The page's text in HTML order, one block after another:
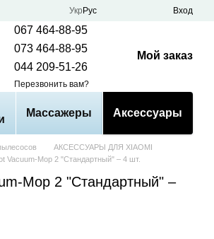
Укр Рус Вход
067 464-88-95
073 464-88-95
044 209-51-26
Перезвонить вам?
Мой заказ
Массажеры Аксессуары
АКСЕССУАРЫ ДЛЯ XIAOMI
Vacuum-Mop 2 "Стандартный" – 4 шт.
Mop 2 "Стандартный" –